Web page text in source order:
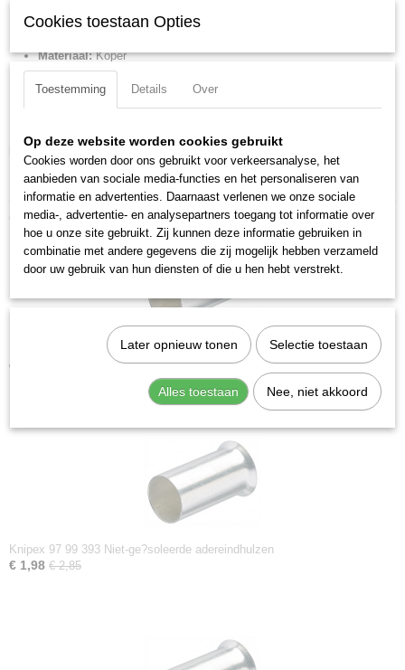
Productcode leverancier
Netto gewicht
Afmetingen (l,b,h)
12 x 13,50 x 1,50 cm
AWG:
Materiaal:Koper
Schroefdiameter:
Downloads:
Datasheet specificaties
Ook interessant
Knipex 97 99 394 Niet-ge?soleerde adereindhulzen
€ 2,38
Knipex 97 99 393 Niet-ge?soleerde adereindhulzen
€ 1,98 € 2,85
Cookies toestaan Opties
Toestemming Details Over
Op deze website worden cookies gebruikt
Cookies worden door ons gebruikt voor verkeersanalyse, het
aanbieden van sociale media-functies en het personaliseren van
informatie en advertenties. Daarnaast verlenen we onze sociale
media-, advertentie- en analysepartners toegang tot informatie over
hoe u onze site gebruikt. Zij kunnen deze informatie gebruiken in
combinatie met andere gegevens die zij mogelijk hebben verzameld
door uw gebruik van hun diensten of die u hen hebt verstrekt.
Later opnieuw tonen Selectie toestaan
Alles toestaan Nee, niet akkoord